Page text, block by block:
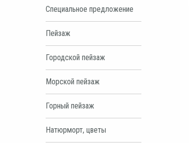
Специальное предложение
Пейзаж
Городской пейзаж
Морской пейзаж
Горный пейзаж
Натюрморт, цветы